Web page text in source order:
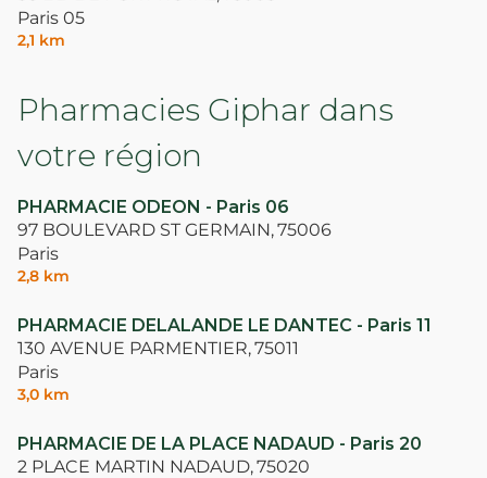
Paris 05
2,1 km
Pharmacies Giphar dans
votre région
PHARMACIE ODEON - Paris 06
97 BOULEVARD ST GERMAIN,75006
Paris
2,8 km
PHARMACIE DELALANDE LE DANTEC - Paris 11
130 AVENUE PARMENTIER,75011
Paris
3,0 km
PHARMACIE DE LA PLACE NADAUD - Paris 20
2 PLACE MARTIN NADAUD,75020